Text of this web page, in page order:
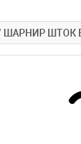
/ ШАРНИР